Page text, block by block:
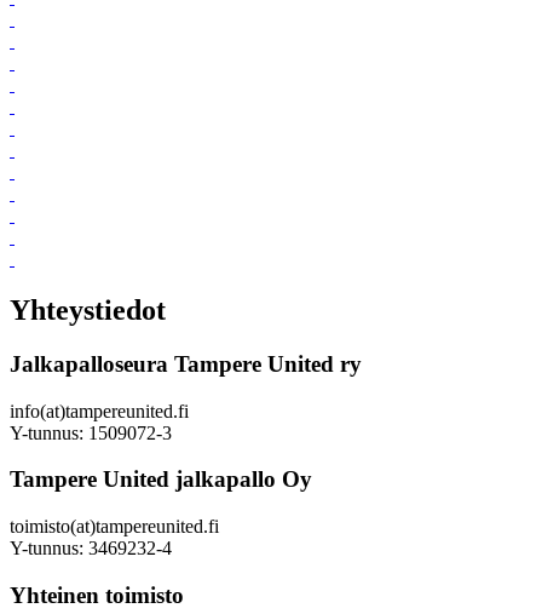
Yhteystiedot
Jalkapalloseura Tampere United ry
info(at)tampereunited.fi
Y-tunnus: 1509072-3
Tampere United jalkapallo Oy
toimisto(at)tampereunited.fi
Y-tunnus: 3469232-4
Yhteinen toimisto